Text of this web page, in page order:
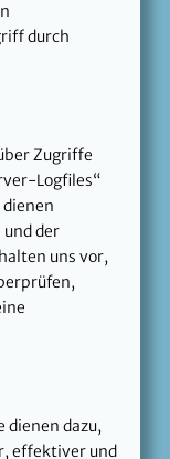
durch
Zugriffe
Logfiles“
der
uns vor,
dienen dazu,
effektiver und